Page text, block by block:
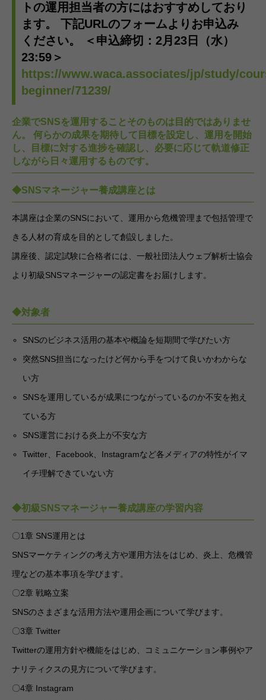
トの運用担当者の方にはおすすめしており
ます。 下記URLのフォームよりお申込み
ください。 ＜申込締切：2月23日（水）
23:59＞
https://www.waca.associates/jp/study/
beginner/71239/
企業でSNSを運用することそのものは目的ではありませ
ん。 何らかの成果を期待して目標を設定し、運用を開始
し、目標に対する進捗を確認し、必要に応じて軌道修正
しながら日々運用するものです。
◆SNSマネージャー養成講座とは
本講座は企業のSNSにおいて、運用から危機管理まで包括管理で
きる人材の育成を目的として創設しました。
講座後、認定試験に合格者には、一般社団法人ウェブ解析士協会
より初級SNSマネージャーの認定書をお届けします。
◆対象者
SNSのビジネス活用の基本や概論を短期間で学びたい方
突然SNS担当になったけど何から手をつけて良いかわからな
い方
SNSを運用しているが成果につながっているのか不安を抱え
ている方
SNS運営における炎上が不安な方
Twitter、Facebook、Instagramなど各メディアの特性がイマ
イチ理解できていない方
◆初級SNSマネージャー養成講座の学習内容
〇1章 SNS運用とは
SNSマーケティングの考え方や運用方法をはじめ、炎上、危機管
理などの基本事項を学びます。
〇2章 戦略立案
SNSのさまざまな活用方法や運用企画について学びます。
〇3章 Twitter
Twitterの運用方針や機能をはじめ、コミュニケーション事例やア
ナリティクスの見方について学びます。
〇4章 Instagram